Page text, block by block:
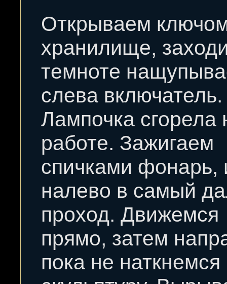
Открываем
хранилище,
темноте
слева включатель.
Лампочка сгорела
работе. Зажигаем
спичками фонарь,
налево в самый
проход. Движемся
прямо, затем
пока не наткнемся